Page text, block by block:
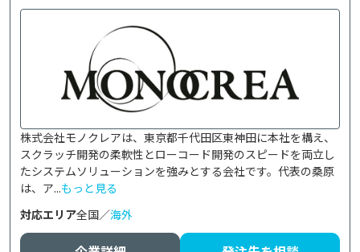
株式会社モノクレアは、東京都千代田区東神田に本社を構え、
スクラッチ開発の柔軟性とローコード開発のスピードを両立し
たシステムソリューションを強みとする会社です。代表の桑原
は、ア...もっと見る
対応エリア全国／海外